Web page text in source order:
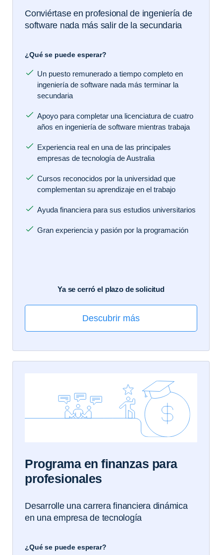
Conviértase en profesional de ingeniería de
software nada más salir de la secundaria
¿Qué se puede esperar?
Un puesto remunerado a tiempo completo en
ingeniería de software nada más terminar la
secundaria
Apoyo para completar una licenciatura de cuatro
años en ingeniería de software mientras trabaja
Experiencia real en una de las principales
empresas de tecnología de Australia
Cursos reconocidos por la universidad que
complementan su aprendizaje en el trabajo
Ayuda financiera para sus estudios universitarios
Gran experiencia y pasión por la programación
Ya se cerró el plazo de solicitud
Descubrir más
Programa en finanzas para
profesionales
Desarrolle una carrera financiera dinámica
en una empresa de tecnología
¿Qué se puede esperar?